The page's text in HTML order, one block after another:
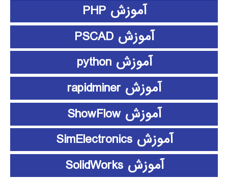
آموزش PHP
آموزش PSCAD
آموزش python
آموزش rapidminer
آموزش ShowFlow
آموزش SimElectronics
آموزش SolidWorks